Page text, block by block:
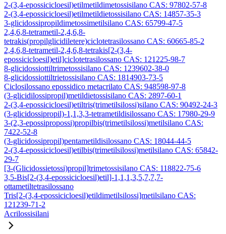
2-(3,4-epossicicloesil)etilmetildimetossisilano CAS: 97802-57-8
2-(3,4-epossicicloesil)etilmetildietossisilano CAS: 14857-35-3
3-glicidossipropildimetossimetilsilano CAS: 65799-47-5
2,4,6,8-tetrametil-2,4,6,8-
tetrakis(propilglicidiletere)ciclotetrasilossano CAS: 60665-85-2
2,4,6,8-tetrametil-2,4,6,8-tetrakis[2-(3,4-
epossicicloesil)etil]ciclotetrasilossano CAS: 121225-98-7
8-glicidossiottiltrimetossisilano CAS: 1239602-38-0
8-glicidossiottiltrietossisilano CAS: 1814903-73-5
Ciclosilossano epossidico metacrilato CAS: 948598-97-8
(3-glicidilossipropil)metildietossisilano CAS: 2897-60-1
2-(3,4-epossicicloesil)etiltris(trimetilsilossi)silano CAS: 90492-24-3
(3-glicidossipropil)-1,1,3,3-tetrametildisilossano CAS: 17980-29-9
3-(2,3-epossipropossi)propilbis(trimetilsilossi)metilsilano CAS:
7422-52-8
(3-glicidossipropil)pentametildisilossano CAS: 18044-44-5
2-(3,4-epossicicloesil)etilbis(trimetilsilossi)metilsilano CAS: 65842-
29-7
[3-(Glicidossietossi)propil]trimetossisilano CAS: 118822-75-6
3,5-Bis[2-(3,4-epossicicloesil)etil]-1,1,1,3,5,7,7,7-
ottametiltetrasilossano
Tris[2-(3,4-epossicicloesil)etildimetilsilossi]metilsilano CAS:
121239-71-2
Acrilossisilani